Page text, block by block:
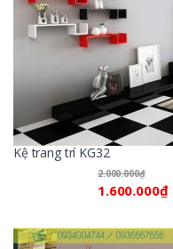
Kệ trang trí KG32
2.000.000₫
1.600.000₫